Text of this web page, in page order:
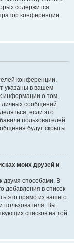
содержится
конференции
конференции.
указаны в вашем
информации о том,
личных сообщений.
если это
пользователей
будут скрыты
моих друзей и
двумя способами. В
добавления в список
это прямо из вашего
пользователя. Вы
списков на той